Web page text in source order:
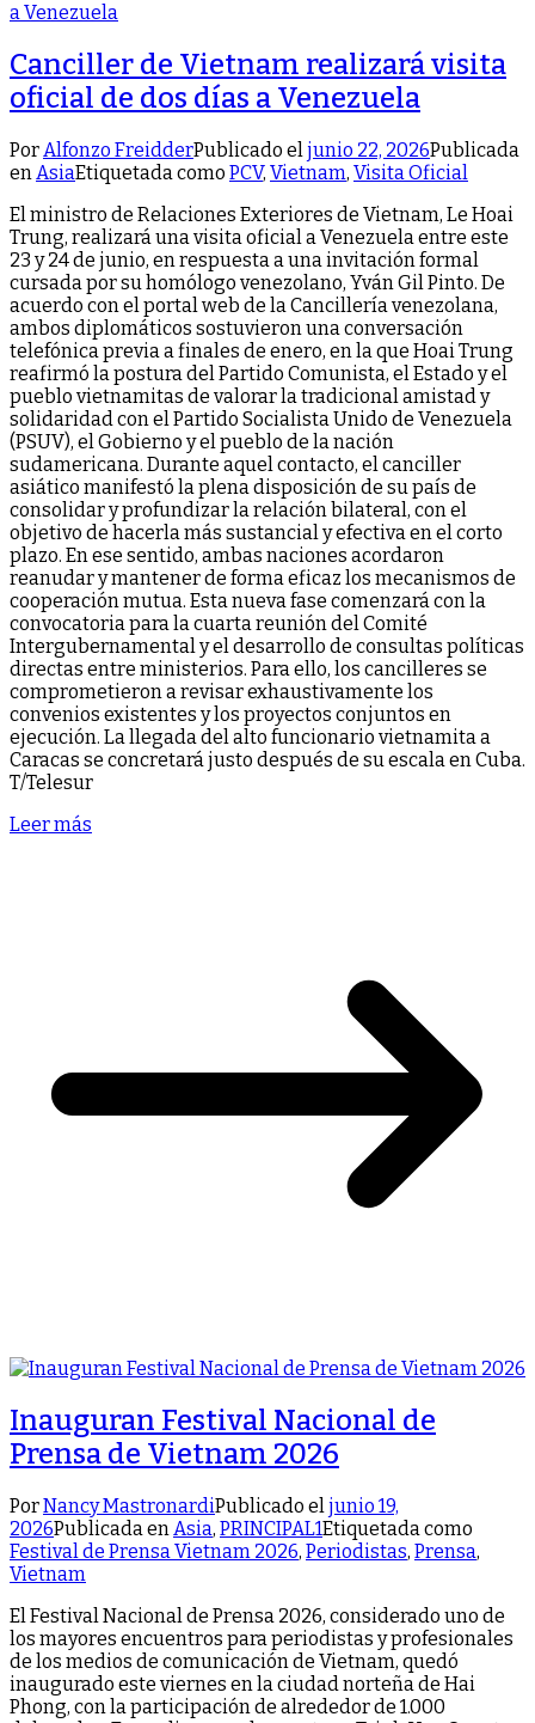
Canciller de Vietnam realizará visita
oficial de dos días a Venezuela
PorAlfonzo FreidderPublicado eljunio 22, 2026Publicada
enAsiaEtiquetada como PCV, Vietnam, Visita Oficial
El ministro de Relaciones Exteriores de Vietnam, Le Hoai
Trung, realizará una visita oficial a Venezuela entre este
23 y 24 de junio, en respuesta a una invitación formal
cursada por su homólogo venezolano, Yván Gil Pinto. ​De
acuerdo con el portal web de la Cancillería venezolana,
ambos diplomáticos sostuvieron una conversación
telefónica previa a finales de enero, en la que Hoai Trung
reafirmó la postura del Partido Comunista, el Estado y el
pueblo vietnamitas de valorar la tradicional amistad y
solidaridad con el Partido Socialista Unido de Venezuela
(PSUV), el Gobierno y el pueblo de la nación
sudamericana. Durante aquel contacto, el canciller
asiático manifestó la plena disposición de su país de
consolidar y profundizar la relación bilateral, con el
objetivo de hacerla más sustancial y efectiva en el corto
plazo. En ese sentido, ambas naciones acordaron
reanudar y mantener de forma eficaz los mecanismos de
cooperación mutua. Esta nueva fase comenzará con la
convocatoria para la cuarta reunión del Comité
Intergubernamental y el desarrollo de consultas políticas
directas entre ministerios. ​Para ello, los cancilleres se
comprometieron a revisar exhaustivamente los
convenios existentes y los proyectos conjuntos en
ejecución. ​La llegada del alto funcionario vietnamita a
Caracas se concretará justo después de su escala en Cuba.
T/Telesur
Leer más
Inauguran Festival Nacional de
Prensa de Vietnam 2026
PorNancy MastronardiPublicado eljunio 19,
2026Publicada enAsia, PRINCIPAL1Etiquetada como
Festival de Prensa Vietnam 2026, Periodistas, Prensa,
Vietnam
El Festival Nacional de Prensa 2026, considerado uno de
los mayores encuentros para periodistas y profesionales
de los medios de comunicación de Vietnam, quedó
inaugurado este viernes en la ciudad norteña de Hai
Phong, con la participación de alrededor de 1.000